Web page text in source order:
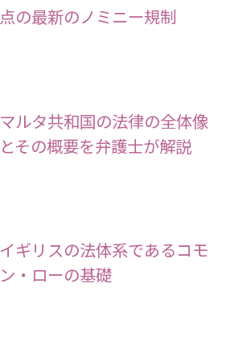
点の最新のノミニー規制
マルタ共和国の法律の全体像
とその概要を弁護士が解説
イギリスの法体系であるコモ
ン・ローの基礎